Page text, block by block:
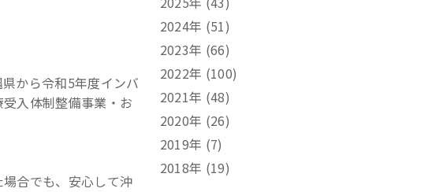
から令和5年度インバ
入体制整備事業・お
合でも、安心して沖
2024年 (51)
2023年 (66)
2022年 (100)
2021年 (48)
2020年 (26)
2019年 (7)
2018年 (19)